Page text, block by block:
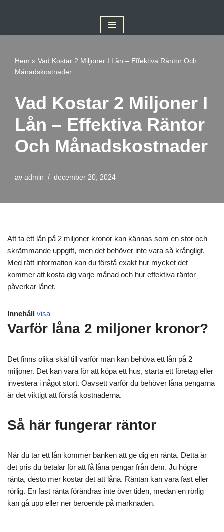
Hem » Vad Kostar 2 Miljoner I Lån – Effektiva Räntor Och
Månadskostnader
Vad Kostar 2 Miljoner I
Lån – Effektiva Räntor
Och Månadskostnader
av admin december 20, 2024
Att ta ett lån på 2 miljoner kronor kan kännas som en stor och
skrämmande uppgift, men det behöver inte vara så krångligt.
Med rätt information kan du förstå exakt hur mycket det
kommer att kosta dig varje månad och hur effektiva räntor
påverkar lånet.
Innehåll visa
Varför låna 2 miljoner kronor?
Det finns olika skäl till varför man kan behöva ett lån på 2
miljoner. Det kan vara för att köpa ett hus, starta ett företag eller
investera i något stort. Oavsett varför du behöver låna pengarna
är det viktigt att förstå kostnaderna.
Så här fungerar räntor
När du tar ett lån kommer banken att ge dig en ränta. Detta är
det pris du betalar för att få låna pengar från dem. Ju högre
ränta, desto mer kostar det att låna. Räntan kan vara fast eller
rörlig. En fast ränta förändras inte över tiden, medan en rörlig
kan gå upp eller ner beroende på marknaden.